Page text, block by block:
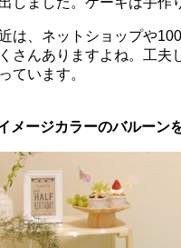
は、ネットショップや
さんありますよね。工夫
ています。
メージカラーのバルーン